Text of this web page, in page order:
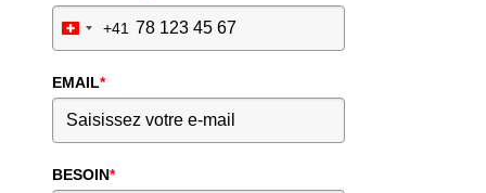
Switzerland
+41
EMAIL*
BESOIN*